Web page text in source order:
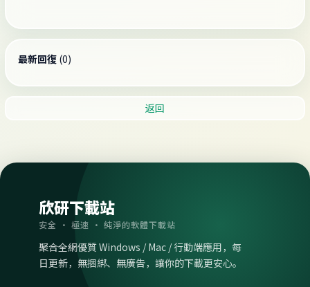
最新回復 (0)
返回
欣研下載站
安全 · 極速 · 純淨的軟體下載站
聚合全網優質 Windows / Mac / 行動端應用，每
日更新，無捆綁、無廣告，讓你的下載更安心。